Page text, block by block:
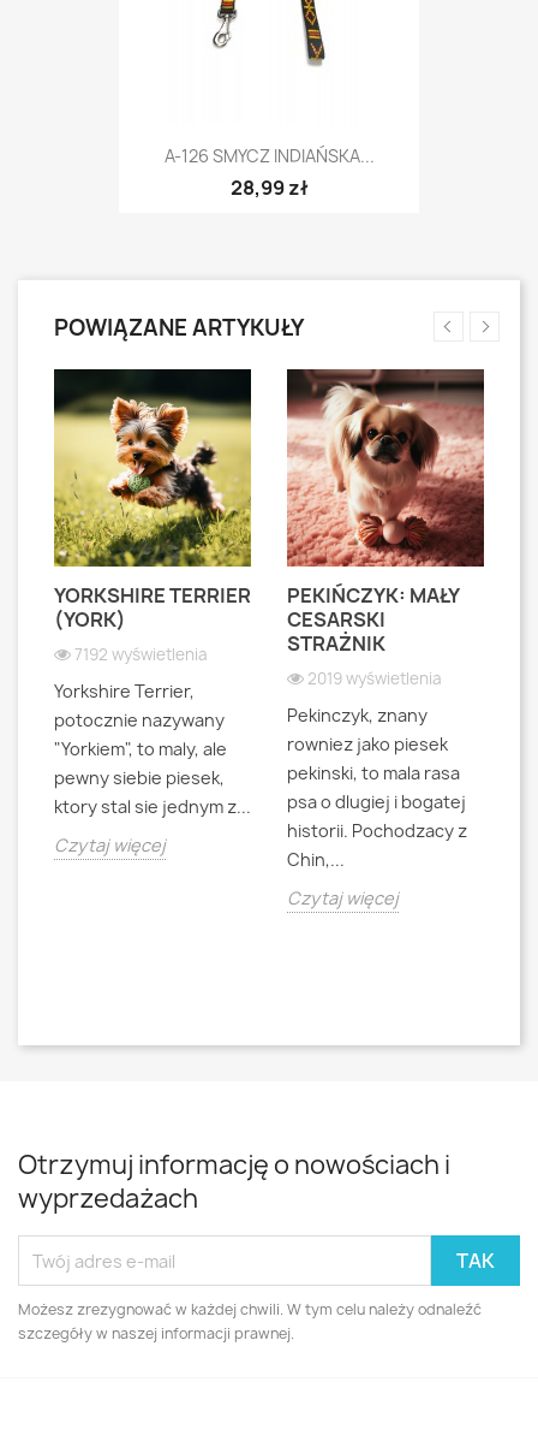
A-126 SMYCZ INDIAŃSKA...
28,99 zł
POWIĄZANE ARTYKUŁY
YORKSHIRE TERRIER
(YORK)
7192 wyświetlenia
Yorkshire Terrier,
potocznie nazywany
"Yorkiem", to maly, ale
pewny siebie piesek,
ktory stal sie jednym z...
Czytaj więcej
PEKIŃCZYK: MAŁY
CESARSKI
STRAŻNIK
2019 wyświetlenia
Pekinczyk, znany
rowniez jako piesek
pekinski, to mala rasa
psa o dlugiej i bogatej
historii. Pochodzacy z
Chin,...
Czytaj więcej
Otrzymuj informację o nowościach i
wyprzedażach
Możesz zrezygnować w każdej chwili. W tym celu należy odnaleźć
szczegóły w naszej informacji prawnej.